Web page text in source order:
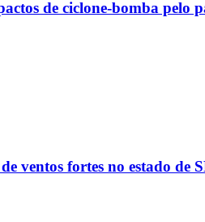
de ciclone-bomba pelo
ventos fortes no estado de